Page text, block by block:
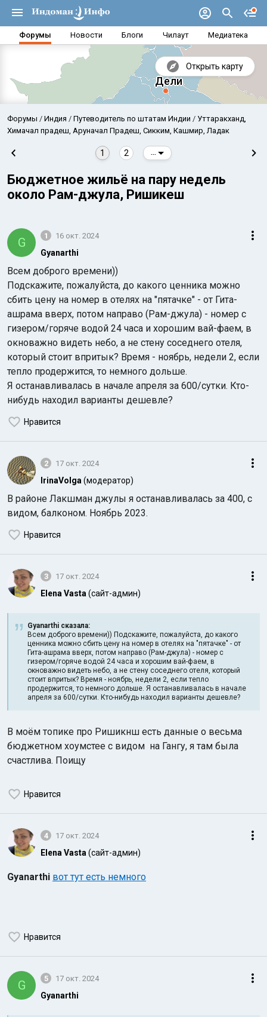
Форумы Новости Блоги Чилаут Медиатека
Открыть карту
Аравийское море
Форумы Индия Путеводитель по штатам Индии
Уттаракханд,
Химачал прадеш, Аруначал Прадеш, Сикким, Кашмир, Ладак
1 2
Бюджетное жильё на пару недель
около Рам-джула, Ришикеш
G 1 16 окт. 2024
Gyanarthi
Всем доброго времени))
Подскажите, пожалуйста, до какого ценника можно
сбить цену на номер в отелях на "пятачке" - от Гита-
ашрама вверх, потом направо (Рам-джула) - номер с
гизером/горяче водой 24 часа и хорошим вай-фаем, в
окноважно видеть небо, а не стену соседнего отеля,
который стоит впритык? Время - ноябрь, недели 2, если
тепло продержится, то немного дольше.
Я останавливалась в начале апреля за 600/сутки. Кто-
нибудь находил варианты дешевле?
Нравится
2 17 окт. 2024
IrinaVolga (модератор)
В районе Лакшман джулы я останавливалась за 400, с
видом, балконом. Ноябрь 2023.
Нравится
3 17 окт. 2024
Elena Vasta (сайт-админ)
Gyanarthi сказалa:
Всем доброго времени)) Подскажите, пожалуйста, до какого
ценника можно сбить цену на номер в отелях на "пятачке" - от
Гита-ашрама вверх, потом направо (Рам-джула) - номер с
гизером/горяче водой 24 часа и хорошим вай-фаем, в
окноважно видеть небо, а не стену соседнего отеля, который
стоит впритык? Время - ноябрь, недели 2, если тепло
продержится, то немного дольше. Я останавливалась в начале
апреля за 600/сутки. Кто-нибудь находил варианты дешевле?
В моём топике про Ришикнш есть данные о весьма
бюджетном хоумстее с видом на Гангу, я там была
счастлива. Поищу
Нравится
4 17 окт. 2024
Elena Vasta (сайт-админ)
Gyanarthi вот тут есть немного
Нравится
G 5 17 окт. 2024
Gyanarthi